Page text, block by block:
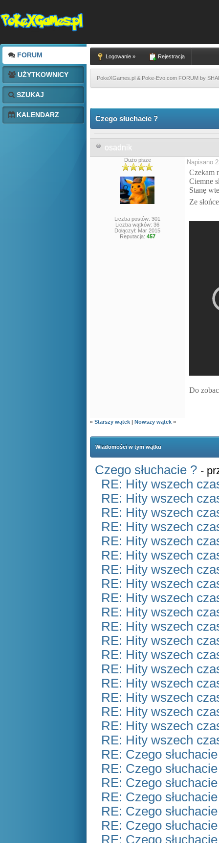
FORUM
UŻYTKOWNICY
SZUKAJ
KALENDARZ
Logowanie » Rejestracja
PokeXGames.pl & Poke-Evo.com FORUM by
Czego słuchacie ?
osadnik
Dużo pisze
Liczba postów: 301
Liczba wątków: 36
Dołączył: Mar 2015
Reputacja: 457
Napisano
Czekam
Ciemne
Stanę
Ze
Do
« Starszy wątek | Nowszy wątek »
Wiadomości w tym wątku
Czego słuchacie ? -
RE: Hity wszech
RE: Hity wszech
RE: Hity wszech
RE: Hity wszech
RE: Hity wszech
RE: Hity wszech
RE: Hity wszech
RE: Hity wszech
RE: Hity wszech
RE: Hity wszech
RE: Hity wszech
RE: Hity wszech
RE: Hity wszech
RE: Hity wszech
RE: Hity wszech
RE: Hity wszech
RE: Hity wszech
RE: Hity wszech
RE: Hity wszech
RE: Czego
RE: Czego
RE: Czego
RE: Czego
RE: Czego
RE: Czego
RE: Czego